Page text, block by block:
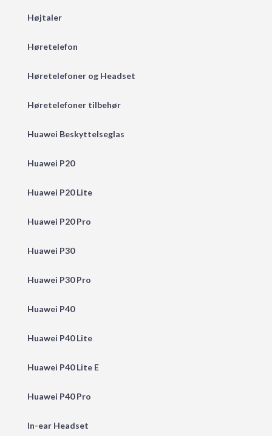
Højtaler
Høretelefon
Høretelefoner og Headset
Høretelefoner tilbehør
Huawei Beskyttelseglas
Huawei P20
Huawei P20 Lite
Huawei P20 Pro
Huawei P30
Huawei P30 Pro
Huawei P40
Huawei P40 Lite
Huawei P40 Lite E
Huawei P40 Pro
In-ear Headset